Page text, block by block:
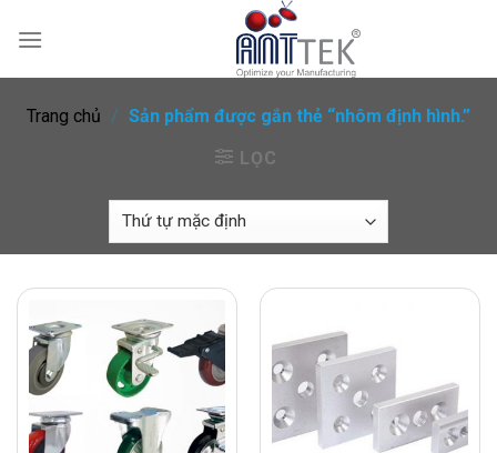
Trang chủ / Sản phẩm được gắn thẻ “nhôm định hình.”
LỌC